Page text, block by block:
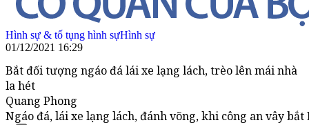
Hình sự & tố tụng hình sựHình sự
01/12/2021 16:29
Bắt đối tượng ngáo đá lái xe lạng lách, trèo lên mái nhà
la hét
Quang Phong
Ngáo đá, lái xe lạng lách, đánh võng, khi công an vây